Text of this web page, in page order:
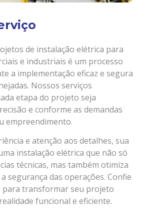
de instalação elétrica para
e industriais é um processo
a implementação eficaz e segura
Nossos serviços
etapa do projeto seja
e conforme as demandas
empreendimento.
e atenção aos detalhes, sua
instalação elétrica que não só
técnicas, mas também otimiza
segurança das operações. Confie
para transformar seu projeto
funcional e eficiente.